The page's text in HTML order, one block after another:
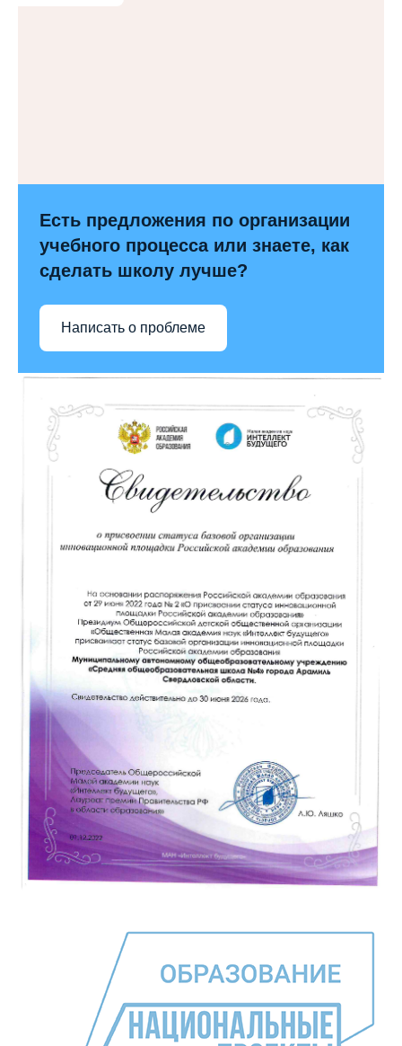
Есть предложения по организации
учебного процесса или знаете, как
сделать школу лучше?
Написать о проблеме